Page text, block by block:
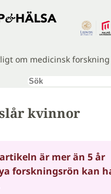
om medicinsk forskning
Sök
kvinnor
är mer än 5 år
forskningsrön kan